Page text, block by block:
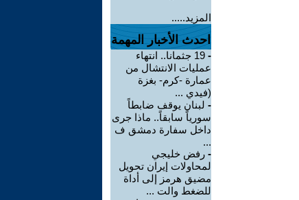
المزيد.....
احدث الأخبار المهمة
-
19 جثمانا.. انتهاء
عمليات الانتشال من
عمارة -كرم- بغزة
(فيدي ...
- لبنان يوقف ضابطاً
سورياً سابقاً.. ماذا جرى
داخل سفارة دمشق ف
...
- رفض خليجي
لمحاولات إيران تحويل
مضيق هرمز إلى أداة
للضغط والت ...